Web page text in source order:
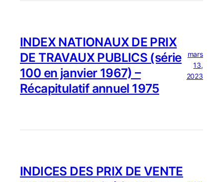
INDEX NATIONAUX DE PRIX
DE TRAVAUX PUBLICS (série
100 en janvier 1967) –
Récapitulatif annuel 1975
mars
13,
2023
INDICES DES PRIX DE VENTE